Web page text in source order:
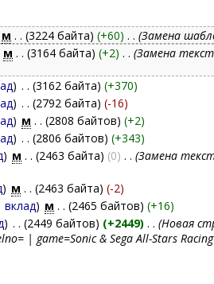
м . . (3224 байта) (+60) . . (Замена
м . . (3164 байта) (+2) . . (Замена
) . . (3162 байта) (+370)
) . . (2792 байта) (-16)
) м . . (2808 байтов) (+2)
) . . (2806 байтов) (+343)
) м . . (2463 байта) (0) . . (Замена
) м . . (2463 байта) (-2)
вклад) м . . (2465 байтов) (+16)
) . . (2449 байтов) (+2449) . . (Новая
| game=Sonic & Sega All-Stars